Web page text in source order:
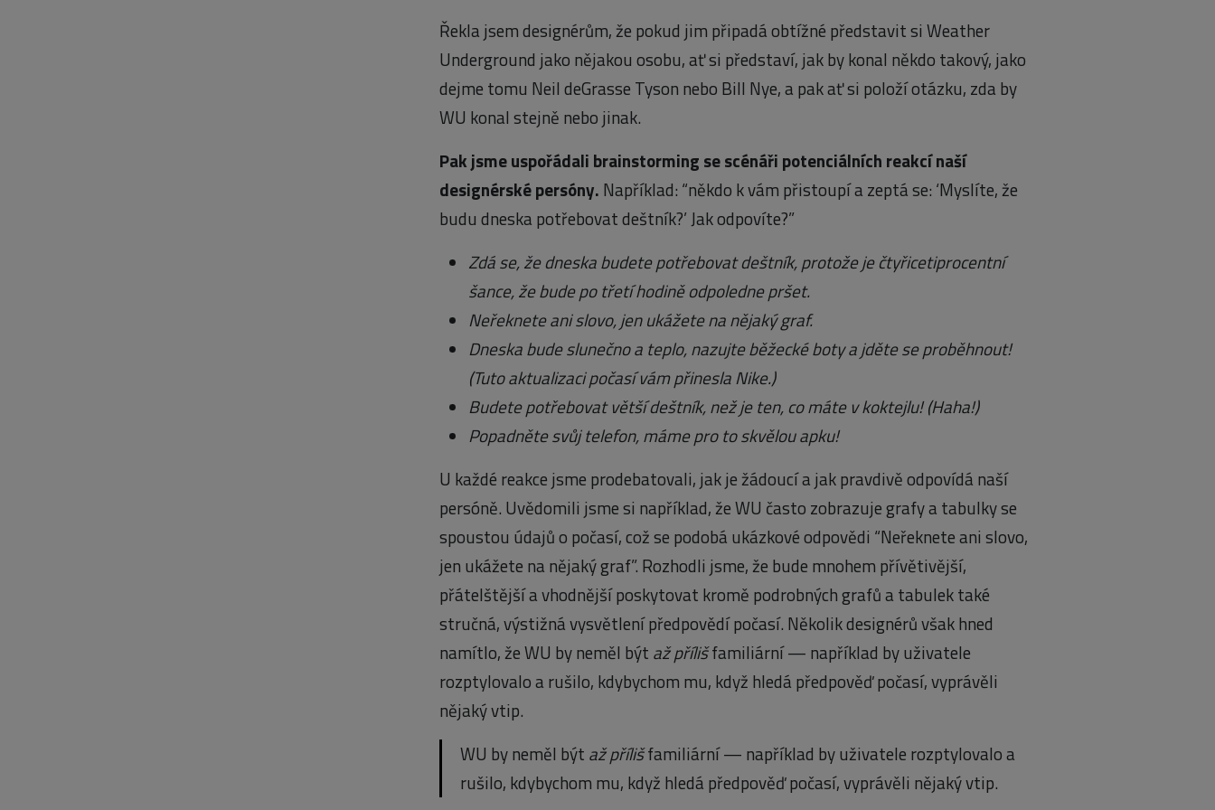
Řekla jsem designérům, že pokud jim připadá obtížné představit si Weather
Underground jako nějakou osobu, ať si představí, jak by konal někdo takový, jako
dejme tomu Neil deGrasse Tyson nebo Bill Nye, a pak ať si položí otázku, zda by
WU konal stejně nebo jinak.
Pak jsme uspořádali brainstorming se scénáři potenciálních reakcí naší
designérské persóny. Například: “někdo k vám přistoupí a zeptá se: ‘Myslíte, že
budu dneska potřebovat deštník?’ Jak odpovíte?”
Zdá se, že dneska budete potřebovat deštník, protože je čtyřicetiprocentní
šance, že bude po třetí hodině odpoledne pršet.
Neřeknete ani slovo, jen ukážete na nějaký graf.
Dneska bude slunečno a teplo, nazujte běžecké boty a jděte se proběhnout!
(Tuto aktualizaci počasí vám přinesla Nike.)
Budete potřebovat větší deštník, než je ten, co máte v koktejlu! (Haha!)
Popadněte svůj telefon, máme pro to skvělou apku!
U každé reakce jsme prodebatovali, jak je žádoucí a jak pravdivě odpovídá naší
persóně. Uvědomili jsme si například, že WU často zobrazuje grafy a tabulky se
spoustou údajů o počasí, což se podobá ukázkové odpovědi “Neřeknete ani slovo,
jen ukážete na nějaký graf”. Rozhodli jsme, že bude mnohem přívětivější,
přátelštější a vhodnější poskytovat kromě podrobných grafů a tabulek také
stručná, výstižná vysvětlení předpovědí počasí. Několik designérů však hned
namítlo, že WU by neměl být až přílišfamiliární — například by uživatele
rozptylovalo a rušilo, kdybychom mu, když hledá předpověď počasí, vyprávěli
nějaký vtip.
WU by neměl být až přílišfamiliární — například by uživatele rozptylovalo a
rušilo, kdybychom mu, když hledá předpověď počasí, vyprávěli nějaký vtip.